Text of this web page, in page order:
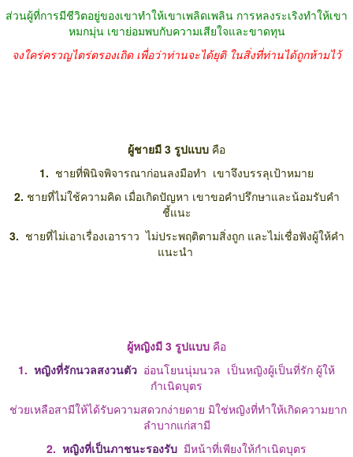
ส่วนผู้ที่การมีชีวิตอยู่ของเขาทำให้เขาเพลิดเพลิน การหลงระเริงทำให้เขา
หมกมุ่น เขาย่อมพบกับความเสียใจและขาดทุน
จงใคร่ครวญไตร่ตรองเถิด เพื่อว่าท่านจะได้ยุติ ในสิ่งที่ท่านได้ถูกห้ามไว้
ผู้ชายมี 3 รูปแบบ คือ
1. ชายที่พินิจพิจารณาก่อนลงมือทำ เขาจึงบรรลุเป้าหมาย
2. ชายที่ไม่ใช้ความคิด เมื่อเกิดปัญหา เขาขอคำปรึกษาและน้อมรับคำ
ชี้แนะ
3. ชายที่ไม่เอาเรื่องเอาราว ไม่ประพฤติตามสิ่งถูก และไม่เชื่อฟังผู้ให้คำ
แนะนำ
ผู้หญิงมี 3 รูปแบบ คือ
1. หญิงที่รักนวลสงวนตัว อ่อนโยนนุ่มนวล เป็นหญิงผู้เป็นที่รัก ผู้ให้
กำเนิดบุตร
ช่วยเหลือสามีให้ได้รับความสดวกง่ายดาย มิใช่หญิงที่ทำให้เกิดความยาก
ลำบากแก่สามี
2. หญิงที่เป็นภาชนะรองรับ มีหน้าที่เพียงให้กำเนิดบุตร